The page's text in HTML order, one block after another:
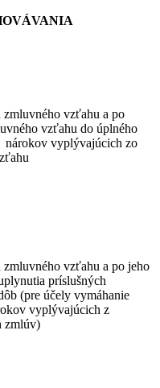
zmluvného vzťahu a po
vzťahu do úplného
nárokov vyplývajúcich zo
zmluvného vzťahu a po jeho
príslušných
(pre účely vymáhanie
vyplývajúcich z
zmlúv)